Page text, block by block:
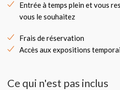
Entrée à temps plein et vous
vous le souhaitez
Frais de réservation
Accès aux expositions
Ce qui n'est pas inclus